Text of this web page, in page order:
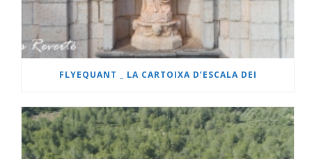
FLYEQUANT _ LA CARTOIXA D’ESCALA DEI